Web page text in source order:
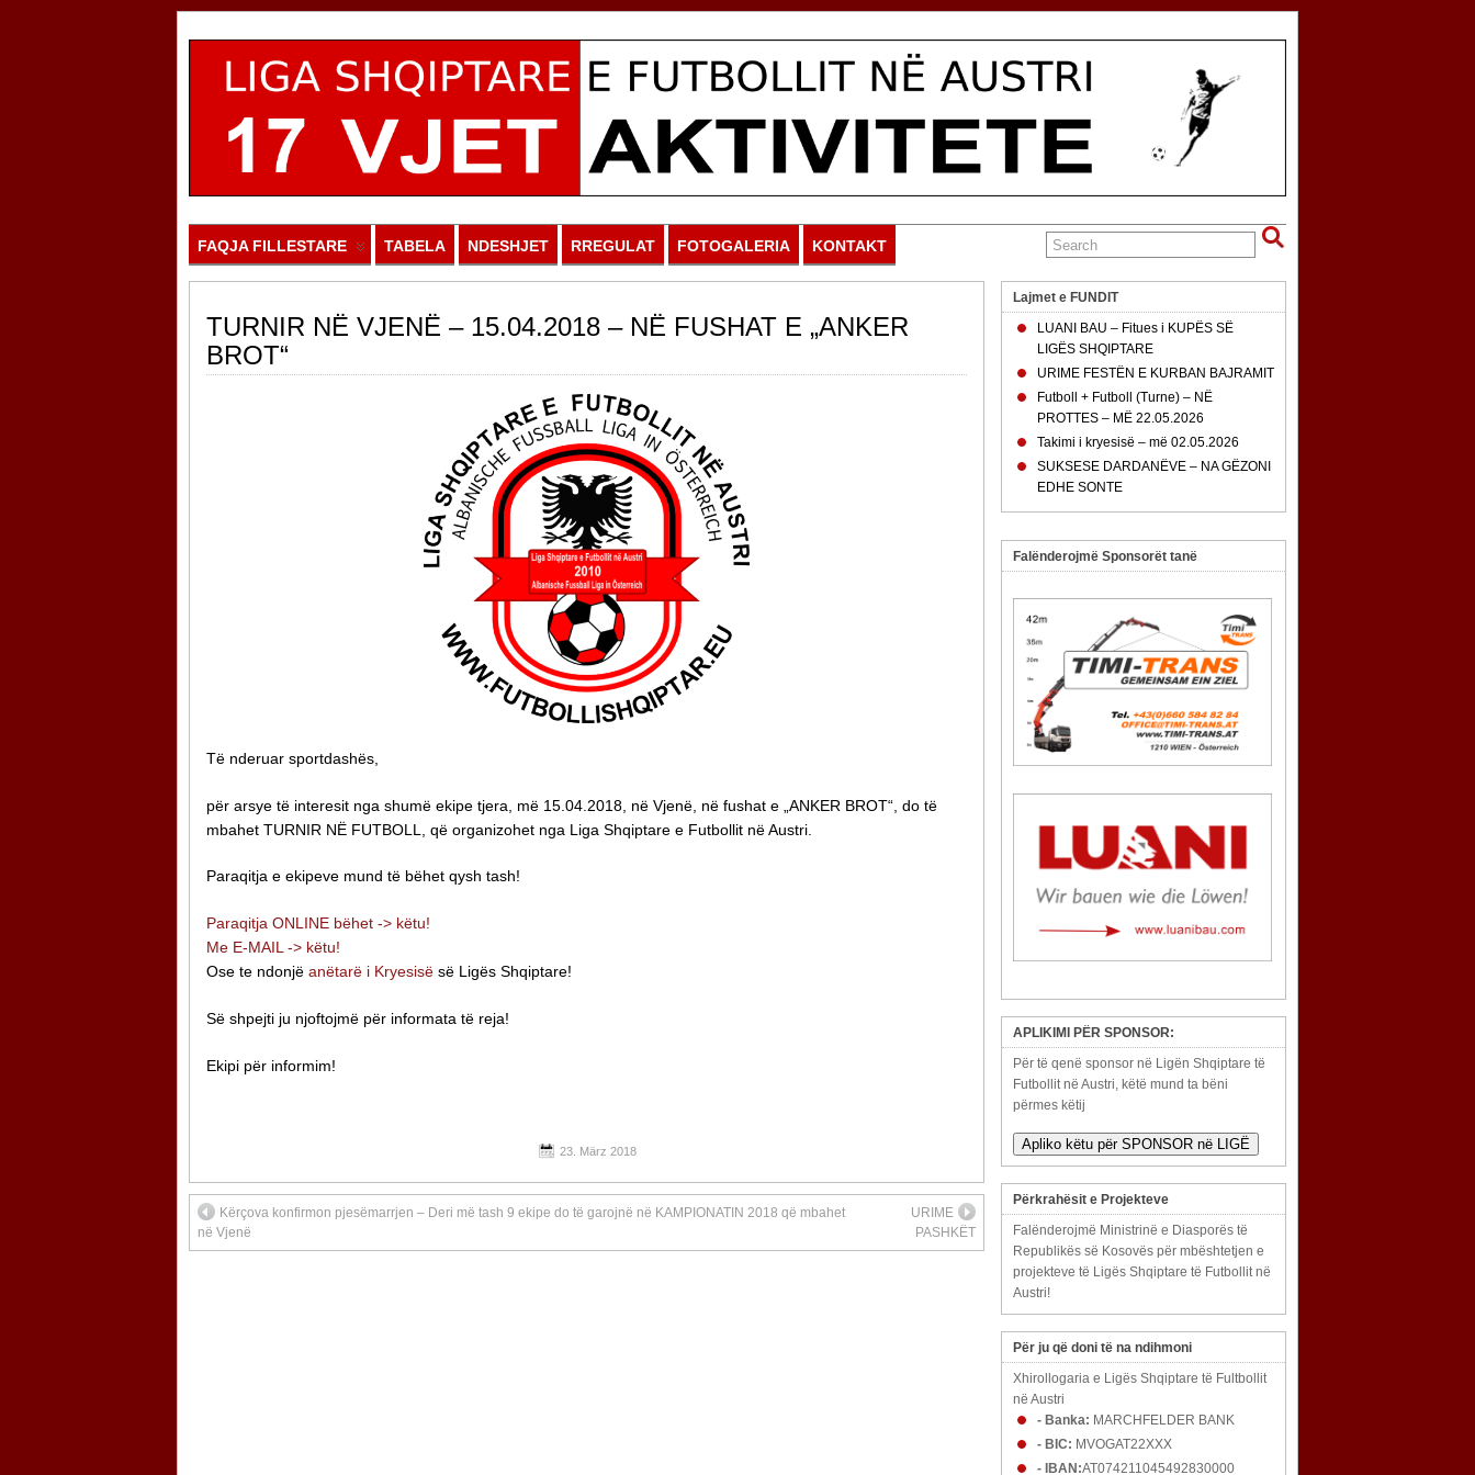
FAQJA FILLESTARE TABELA NDESHJET RREGULAT FOTOGALERIA KONTAKT
TURNIR NË VJENË – 15.04.2018 – NË FUSHAT E „ANKER
BROT“
Të nderuar sportdashës,
për arsye të interesit nga shumë ekipe tjera, më 15.04.2018, në Vjenë, në fushat e „ANKER BROT“, do të
mbahet TURNIR NË FUTBOLL, që organizohet nga Liga Shqiptare e Futbollit në Austri.
Paraqitja e ekipeve mund të bëhet qysh tash!
Paraqitja ONLINE bëhet -> këtu!
Me E-MAIL -> këtu!
Ose te ndonjë anëtarë i Kryesisë së Ligës Shqiptare!
Së shpejti ju njoftojmë për informata të reja!
Ekipi për informim!
23. März 2018
Kërçova konfirmon pjesëmarrjen – Deri më tash 9 ekipe do të garojnë në KAMPIONATIN 2018 që mbahet
në Vjenë
URIME
PASHKËT
Lajmet e FUNDIT
LUANI BAU – Fitues i KUPËS SË
LIGËS SHQIPTARE
URIME FESTËN E KURBAN BAJRAMIT
Futboll + Futboll (Turne) – NË
PROTTES – MË 22.05.2026
Takimi i kryesisë – më 02.05.2026
SUKSESE DARDANËVE – NA GËZONI
EDHE SONTE
Falënderojmë Sponsorët tanë
APLIKIMI PËR SPONSOR:
Për të qenë sponsor në Ligën Shqiptare të
Futbollit në Austri, këtë mund ta bëni
përmes këtij
Apliko këtu për SPONSOR në LIGË
Përkrahësit e Projekteve
Falënderojmë Ministrinë e Diasporës të
Republikës së Kosovës për mbështetjen e
projekteve të Ligës Shqiptare të Futbollit në
Austri!
Për ju që doni të na ndihmoni
Xhirollogaria e Ligës Shqiptare të Fultbollit
në Austri
- Banka: MARCHFELDER BANK
- BIC: MVOGAT22XXX
- IBAN:AT074211045492830000